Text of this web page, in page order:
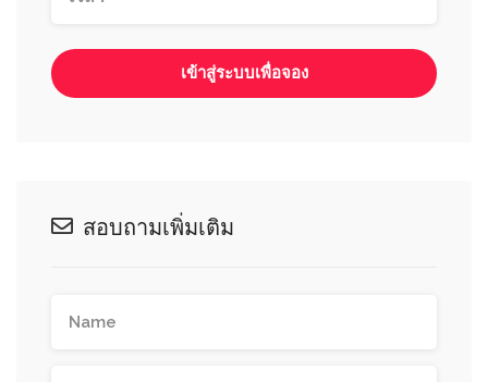
เข้าสู่ระบบเพื่อจอง
สอบถามเพิ่มเติม